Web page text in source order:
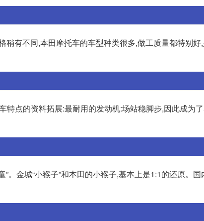
有不同,本田摩托车的车型种类很多,做工质量都特别好
点的资料拓展:最耐用的发动机:场站稳脚步,因此成为
。金城“小猴子”和本田的小猴子,基本上是1:1的还原。